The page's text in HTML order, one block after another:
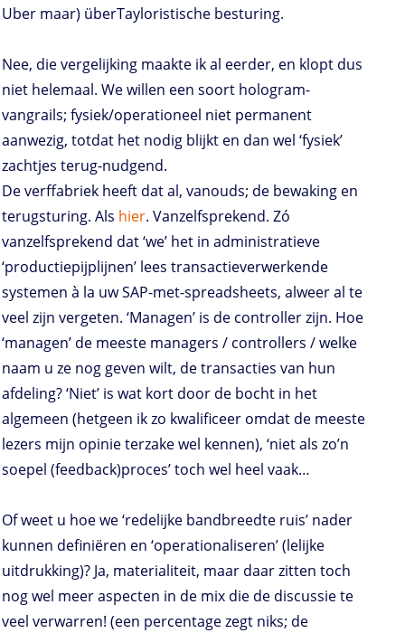
Uber maar) überTayloristische besturing.
Nee, die vergelijking maakte ik al eerder, en klopt dus
niet helemaal. We willen een soort hologram-
vangrails; fysiek/operationeel niet permanent
aanwezig, totdat het nodig blijkt en dan wel ‘fysiek’
zachtjes terug-nudgend.
De verffabriek heeft dat al, vanouds; de bewaking en
terugsturing. Als hier. Vanzelfsprekend. Zó
vanzelfsprekend dat ‘we’ het in administratieve
‘productiepijplijnen’ lees transactieverwerkende
systemen à la uw SAP-met-spreadsheets, alweer al te
veel zijn vergeten. ‘Managen’ is de controller zijn. Hoe
‘managen’ de meeste managers / controllers / welke
naam u ze nog geven wilt, de transacties van hun
afdeling? ‘Niet’ is wat kort door de bocht in het
algemeen (hetgeen ik zo kwalificeer omdat de meeste
lezers mijn opinie terzake wel kennen), ‘niet als zo’n
soepel (feedback)proces’ toch wel heel vaak…
Of weet u hoe we ‘redelijke bandbreedte ruis’ nader
kunnen definiëren en ‘operationaliseren’ (lelijke
uitdrukking)? Ja, materialiteit, maar daar zitten toch
nog wel meer aspecten in de mix die de discussie te
veel verwarren! (een percentage zegt niks; de